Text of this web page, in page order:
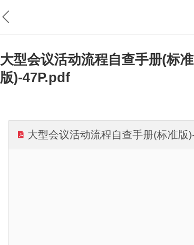
大型会议活动流程自查手册(标准
版)-47P.pdf